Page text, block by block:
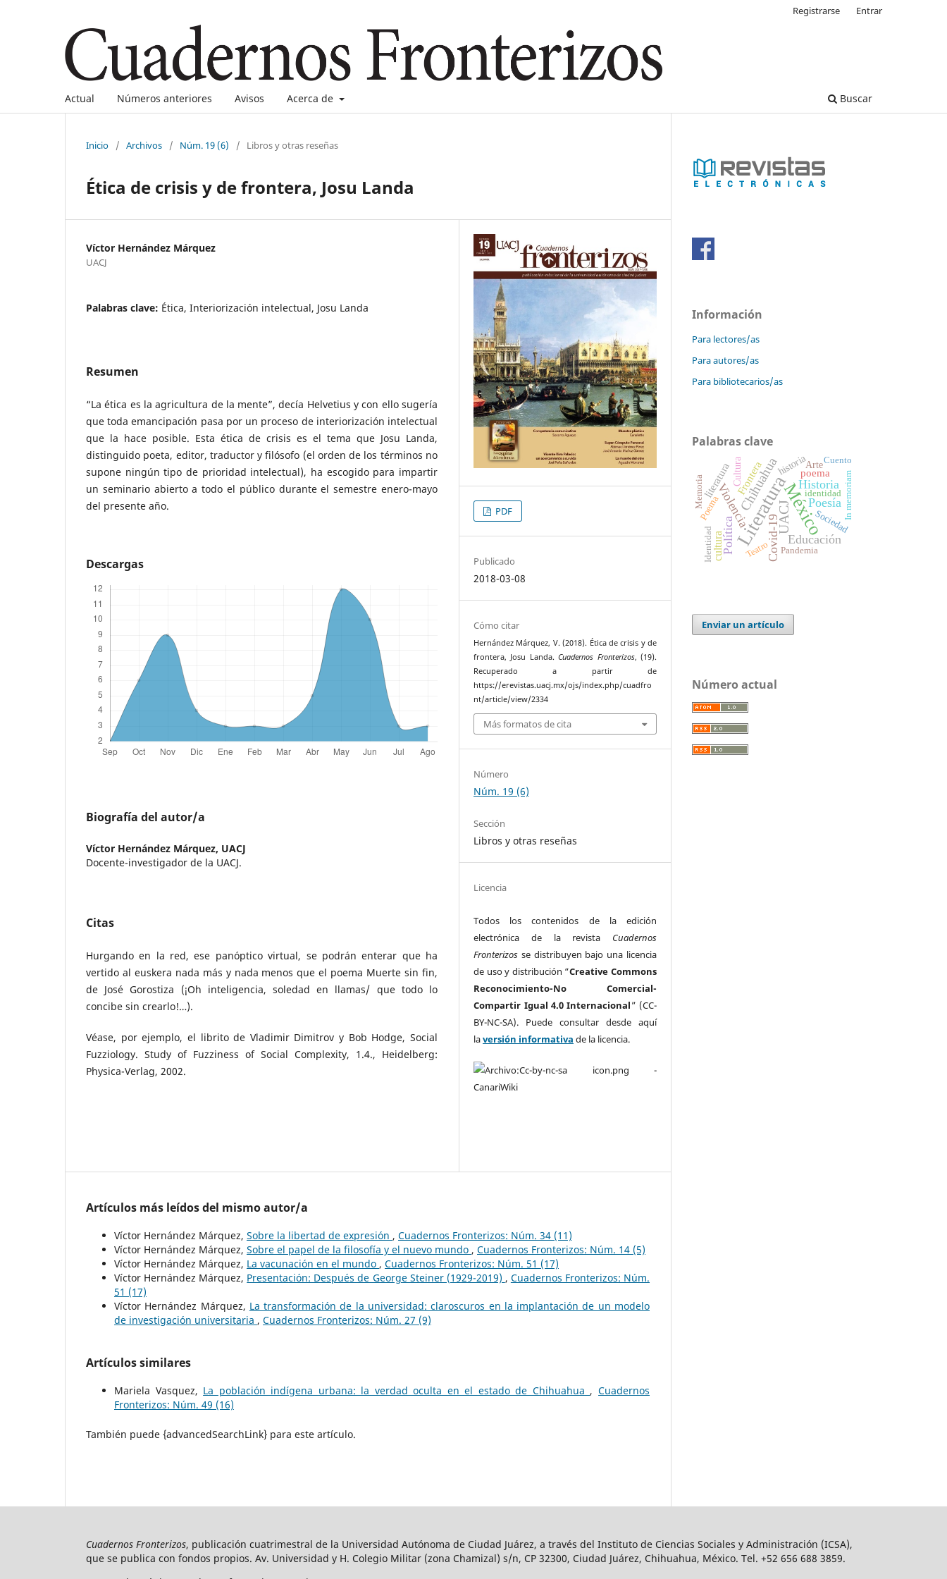
Actual Números anteriores Avisos Acerca de Buscar
Registrarse Entrar
Inicio / Archivos / Núm. 19 (6) / Libros y otras reseñas
Ética de crisis y de frontera, Josu Landa
Víctor Hernández Márquez
UACJ
Palabras clave: Ética, Interiorización intelectual, Josu Landa
Resumen
“La ética es la agricultura de la mente”, decía Helvetius y con ello sugería
que toda emancipación pasa por un proceso de interiorización intelectual
que la hace posible. Esta ética de crisis es el tema que Josu Landa,
distinguido poeta, editor, traductor y filósofo (el orden de los términos no
supone ningún tipo de prioridad intelectual), ha escogido para impartir
un seminario abierto a todo el público durante el semestre enero-mayo
del presente año.
Descargas
Biografía del autor/a
Víctor Hernández Márquez, UACJ
Docente-investigador de la UACJ.
Citas
Hurgando en la red, ese panóptico virtual, se podrán enterar que ha
vertido al euskera nada más y nada menos que el poema Muerte sin fin,
de José Gorostiza (¡Oh inteligencia, soledad en llamas/ que todo lo
concibe sin crearlo!…).
Véase, por ejemplo, el librito de Vladimir Dimitrov y Bob Hodge, Social
Fuzziology. Study of Fuzziness of Social Complexity, 1.4., Heidelberg:
Physica-Verlag, 2002.
PDF
Publicado
2018-03-08
Cómo citar
Hernández Márquez, V. (2018). Ética de crisis y de
frontera, Josu Landa.Cuadernos Fronterizos, (19).
Recuperado a partir de
https://erevistas.uacj.mx/ojs/index.php/cuadfro
nt/article/view/2334
Más formatos de cita
Número
Núm. 19 (6)
Sección
Libros y otras reseñas
Licencia
Todos los contenidos de la edición
electrónica de la revista Cuadernos
Fronterizos se distribuyen bajo una licencia
de uso y distribución “Creative Commons
Reconocimiento-No Comercial-
Compartir Igual 4.0 Internacional” (CC-
BY-NC-SA). Puede consultar desde aquí
laversión informativa de la licencia.
Artículos más leídos del mismo autor/a
Víctor Hernández Márquez, Sobre la libertad de expresión , Cuadernos Fronterizos: Núm. 34 (11)
Víctor Hernández Márquez, Sobre el papel de la filosofía y el nuevo mundo , Cuadernos Fronterizos: Núm. 14 (5)
Víctor Hernández Márquez, La vacunación en el mundo , Cuadernos Fronterizos: Núm. 51 (17)
Víctor Hernández Márquez, Presentación: Después de George Steiner (1929-2019) , Cuadernos Fronterizos: Núm.
51 (17)
Víctor Hernández Márquez, La transformación de la universidad: claroscuros en la implantación de un modelo
de investigación universitaria , Cuadernos Fronterizos: Núm. 27 (9)
Artículos similares
Mariela Vasquez, La población indígena urbana: la verdad oculta en el estado de Chihuahua ,Cuadernos
Fronterizos: Núm. 49 (16)
También puede {advancedSearchLink} para este artículo.
Información
Para lectores/as
Para autores/as
Para bibliotecarios/as
Palabras clave
LiteraturaMéxico
UACJ
Chihuahua Historia
Covid-19
Poesía
Violencia
Educación
Política
cultura
poema
Frontera
literatura historia
Cultura
Poema
Arte
Sociedad
Teatro
identidad In memoriam
Pandemia
Cuento
Identidad
Memoria
Enviar un artículo
Número actual
Cuadernos Fronterizos, publicación cuatrimestral de la Universidad Autónoma de Ciudad Juárez, a través del Instituto de Ciencias Sociales y Administración (ICSA),
que se publica con fondos propios. Av. Universidad y H. Colegio Militar (zona Chamizal) s/n, CP 32300, Ciudad Juárez, Chihuahua, México. Tel. +52 656 688 3859.